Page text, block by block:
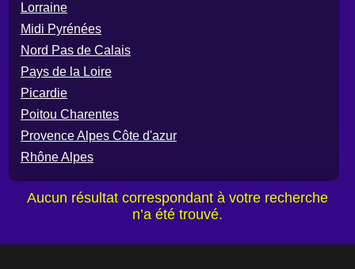
Lorraine
Midi Pyrénées
Nord Pas de Calais
Pays de la Loire
Picardie
Poitou Charentes
Provence Alpes Côte d'azur
Rhône Alpes
Aucun résultat correspondant à votre recherche
n’a été trouvé.